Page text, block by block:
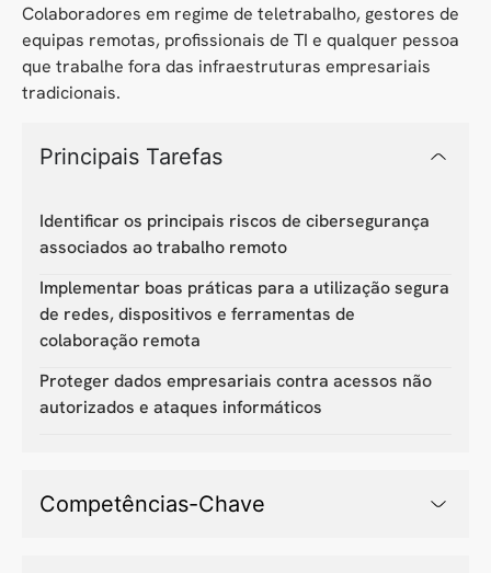
Colaboradores em regime de teletrabalho, gestores de
equipas remotas, profissionais de TI e qualquer pessoa
que trabalhe fora das infraestruturas empresariais
tradicionais.
Principais Tarefas
Identificar os principais riscos de cibersegurança
associados ao trabalho remoto
Implementar boas práticas para a utilização segura
de redes, dispositivos e ferramentas de
colaboração remota
Proteger dados empresariais contra acessos não
autorizados e ataques informáticos
Competências-Chave